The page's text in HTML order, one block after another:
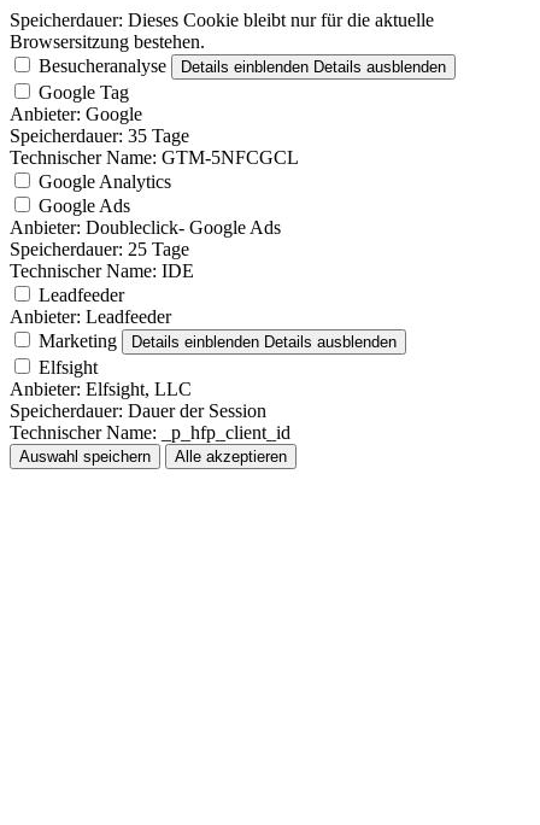
Speicherdauer: Dieses Cookie bleibt nur für die aktuelle
Browsersitzung bestehen.
Besucheranalyse
Details einblenden Details ausblenden
Google Tag
Anbieter: Google
Speicherdauer: 35 Tage
Technischer Name: GTM-5NFCGCL
Google Analytics
Google Ads
Anbieter: Doubleclick- Google Ads
Speicherdauer: 25 Tage
Technischer Name: IDE
Leadfeeder
Anbieter: Leadfeeder
Marketing
Details einblenden Details ausblenden
Elfsight
Anbieter: Elfsight, LLC
Speicherdauer: Dauer der Session
Technischer Name: _p_hfp_client_id
Auswahl speichern Alle akzeptieren